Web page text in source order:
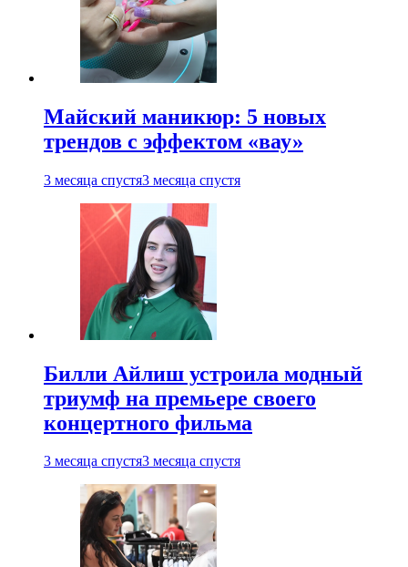
Майский маникюр: 5 новых
трендов с эффектом «вау»
3 месяца спустя3 месяца спустя
Билли Айлиш устроила модный
триумф на премьере своего
концертного фильма
3 месяца спустя3 месяца спустя